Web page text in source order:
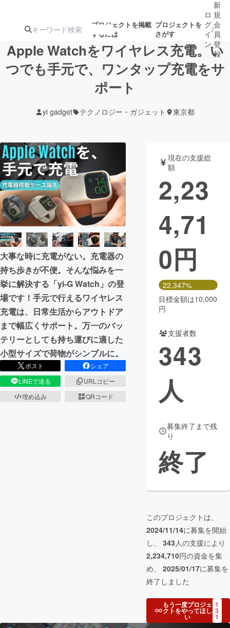
プロジェクトを掲載
するには
プロジェクトを
さがす
注目の新着プロ
募集終了が近いプ
テクノロジー・ガジェット
映像・映画 書籍・雑誌
ビジネス・起業 チャレンジ
まちづくり・地域活性化
CAMPFIRE for Social Good
CAMPFIRE Creation
CAMPFIREふるさと納税machi-ya コミュニティ
ロ
グ
イ
ン
/
新
規
会
員
登
録
Apple Watchをワイヤレス充電。い
つでも手元で、ワンタップ充電をサ
ポート
yi gadget テクノロジー・ガジェット 東京都
大事な時に充電がない。充電器の
持ち歩きが不便。そんな悩みを一
挙に解決する「yi-G Watch」の登
場です！手元で行えるワイヤレス
充電は、日常生活からアウトドア
まで幅広くサポート。万一のバッ
テリーとしても持ち運びに適した
小型サイズで荷物がシンプルに。
ポスト
シェア
LINEで送る
URLコピー
埋め込み
QRコード
現在の支援総
額
2,23
4,71
0円
22,347%
目標金額は10,000
円
支援者数
343
人
募集終了まで残
り
終了
このプロジェクトは、
2024/11/14に募集を開始
し、 343人の支援により
2,234,710円の資金を集
め、 2025/01/17に募集を
終了しました
もう一度プロジェ
クトをやってほし
い
1
3
1